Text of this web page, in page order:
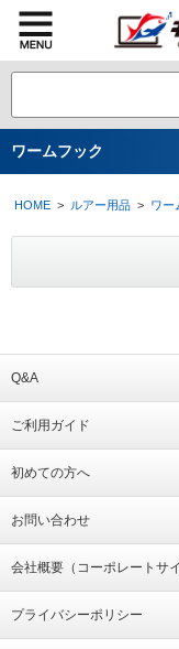
ワームフック
HOME > ルアー用品 > ワー
Q&A
ご利用ガイド
初めての方へ
お問い合わせ
会社概要（コーポレートサイ
プライバシーポリシー